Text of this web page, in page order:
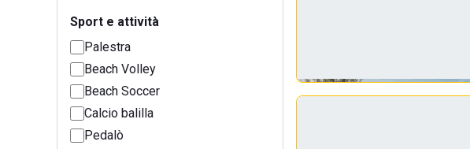
Sport e attività
Palestra
Beach Volley
Beach Soccer
Calcio balilla
Pedalò